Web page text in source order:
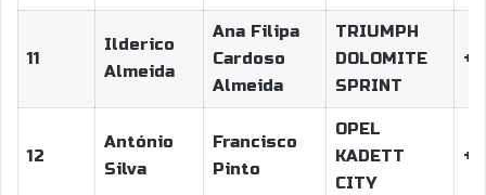
11
Ilderico
Almeida
Ana Filipa
Cardoso
Almeida
TRIUMPH
DOLOMITE
SPRINT
12
António
Silva
Francisco
Pinto
OPEL
KADETT
CITY